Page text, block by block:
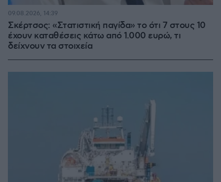
Σκέρτσος: «Στατιστική παγίδα» το ότι 7 στους 10
έχουν καταθέσεις κάτω από 1.000 ευρώ, τι
δείχνουν τα στοιχεία
09.08.2026, 14:39